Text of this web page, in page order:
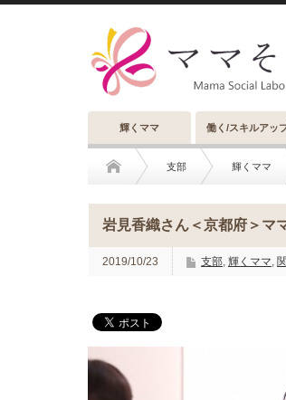
輝くママ 働く/スキルアッ
支部 輝くママ
岩見香織さん＜京都府＞マ
2019/10/23 支部, 輝くママ,